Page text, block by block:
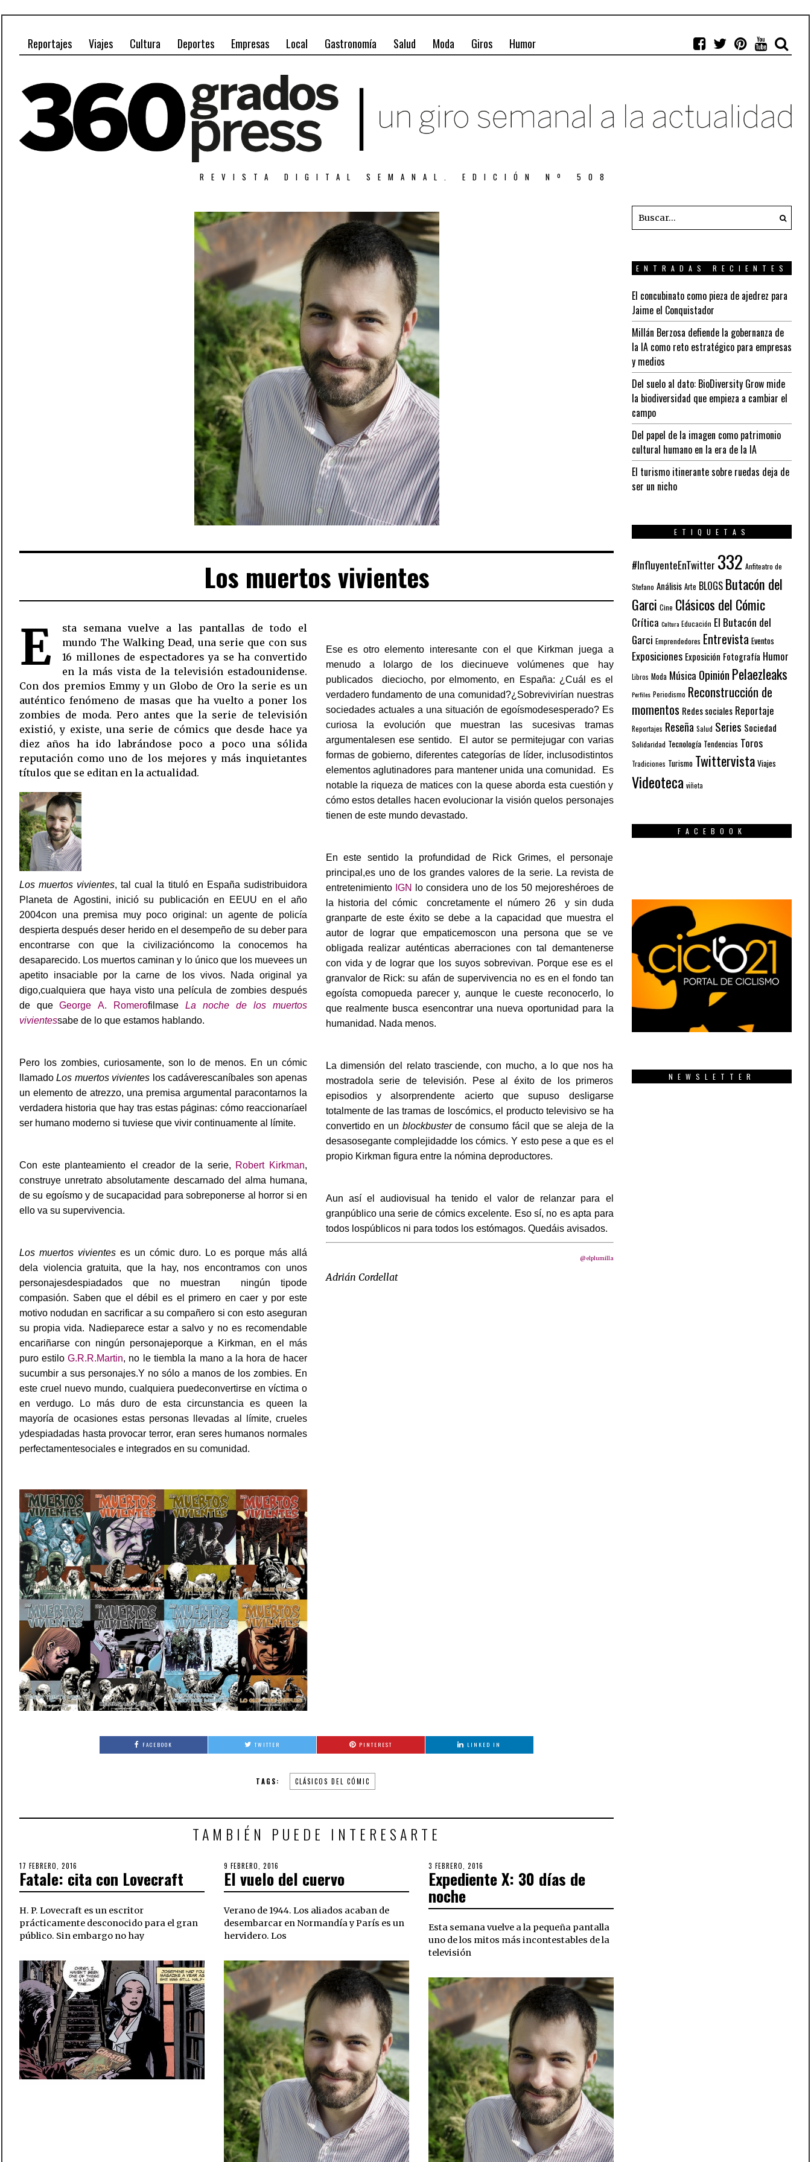
Reportajes Viajes Cultura Deportes Empresas Local Gastronomía Salud Moda Giros Humor
REVISTA DIGITAL SEMANAL. EDICIÓN Nº 508
Los muertos vivientes
E
sta semana vuelve a las pantallas de todo el
mundo The Walking Dead, una serie que con sus
16 millones de espectadores ya se ha convertido
en la más vista de la televisión estadounidense.
Con dos premios Emmy y un Globo de Oro la serie es un
auténtico fenómeno de masas que ha vuelto a poner los
zombies de moda. Pero antes que la serie de televisión
existió, y existe, una serie de cómics que desde hace ya
diez años ha ido labrándose poco a poco una sólida
reputación como uno de los mejores y más inquietantes
títulos que se editan en la actualidad.
Los muertos vivientes, tal cual la tituló en España sudistribuidora
Planeta de Agostini, inició su publicación en EEUU en el año
2004con una premisa muy poco original: un agente de policía
despierta después deser herido en el desempeño de su deber para
encontrarse con que la civilizacióncomo la conocemos ha
desaparecido. Los muertos caminan y lo único que los muevees un
apetito insaciable por la carne de los vivos. Nada original ya
digo,cualquiera que haya visto una película de zombies después
de que George A. Romerofilmase La noche de los muertos
vivientessabe de lo que estamos hablando.
Pero los zombies, curiosamente, son lo de menos. En un cómic
llamado Los muertos vivientes los cadáverescaníbales son apenas
un elemento de atrezzo, una premisa argumental paracontarnos la
verdadera historia que hay tras estas páginas: cómo reaccionaríael
ser humano moderno si tuviese que vivir continuamente al límite.
Con este planteamiento el creador de la serie, Robert Kirkman,
construye unretrato absolutamente descarnado del alma humana,
de su egoísmo y de sucapacidad para sobreponerse al horror si en
ello va su supervivencia.
Los muertos vivientes es un cómic duro. Lo es porque más allá
dela violencia gratuita, que la hay, nos encontramos con unos
personajesdespiadados que no muestran
ningún tipode
compasión. Saben que el débil es el primero en caer y por este
motivo nodudan en sacrificar a su compañero si con esto aseguran
su propia vida. Nadieparece estar a salvo y no es recomendable
encariñarse con ningún personajeporque a Kirkman, en el más
puro estilo G.R.R.Martin, no le tiembla la mano a la hora de hacer
sucumbir a sus personajes.Y no sólo a manos de los zombies. En
este cruel nuevo mundo, cualquiera puedeconvertirse en víctima o
en verdugo. Lo más duro de esta circunstancia es queen la
mayoría de ocasiones estas personas llevadas al límite, crueles
ydespiadadas hasta provocar terror, eran seres humanos normales
perfectamentesociales e integrados en su comunidad.
Ese es otro elemento interesante con el que Kirkman juega a
menudo a lolargo de los diecinueve volúmenes que hay
publicados  dieciocho, por elmomento, en España: ¿Cuál es el
verdadero fundamento de una comunidad?¿Sobrevivirían nuestras
sociedades actuales a una situación de egoísmodesesperado? Es
curiosa la evolución que muestran las sucesivas tramas
argumentalesen ese sentido.
El autor se permitejugar con varias
formas de gobierno, diferentes categorías de líder, inclusodistintos
elementos aglutinadores para mantener unida una comunidad.
Es
notable la riqueza de matices con la quese aborda esta cuestión y
cómo estos detalles hacen evolucionar la visión quelos personajes
tienen de este mundo devastado.
En este sentido la profundidad de Rick Grimes, el personaje
principal,es uno de los grandes valores de la serie. La revista de
entretenimiento IGN
lo considera uno de los 50 mejoreshéroes de
la historia del cómic  concretamente el número 26  y sin duda
granparte de este éxito se debe a la capacidad que muestra el
autor de lograr que empaticemoscon una persona que se ve
obligada realizar auténticas aberraciones con tal demantenerse
con vida y de lograr que los suyos sobrevivan. Porque ese es el
granvalor de Rick: su afán de supervivencia no es en el fondo tan
egoísta comopueda parecer y, aunque le cueste reconocerlo, lo
que realmente busca esencontrar una nueva oportunidad para la
humanidad. Nada menos.
La dimensión del relato trasciende, con mucho, a lo que nos ha
mostradola serie de televisión. Pese al éxito de los primeros
episodios y alsorprendente acierto que supuso desligarse
totalmente de las tramas de loscómics, el producto televisivo se ha
convertido en un blockbusterde consumo fácil que se aleja de la
desasosegante complejidadde los cómics. Y esto pese a que es el
propio Kirkman figura entre la nómina deproductores.
Aun así el audiovisual ha tenido el valor de relanzar para el
granpúblico una serie de cómics excelente. Eso sí, no es apta para
todos lospúblicos ni para todos los estómagos. Quedáis avisados.
@elplumilla
Adrián Cordellat
FACEBOOK TWITTER PINTEREST LINKED IN
TAGS: CLÁSICOS DEL CÓMIC
TAMBIÉN PUEDE INTERESARTE
POSTED
ON
17 FEBRERO, 2016
OCTUBRE,
2018
Fatale: cita con Lovecraft
H. P. Lovecraft es un escritor
prácticamente desconocido para el gran
público. Sin embargo no hay
POSTED
ON
9 FEBRERO, 2016
OCTUBRE,
2018
El vuelo del cuervo
Verano de 1944. Los aliados acaban de
desembarcar en Normandía y París es un
hervidero. Los
POSTED
ON
3 FEBRERO, 2016
OCTUBRE,
2018
Expediente X: 30 días de
noche
Esta semana vuelve a la pequeña pantalla
uno de los mitos más incontestables de la
televisión
ENTRADAS RECIENTES
El concubinato como pieza de ajedrez para
Jaime el Conquistador
Millán Berzosa defiende la gobernanza de
la IA como reto estratégico para empresas
y medios
Del suelo al dato: BioDiversity Grow mide
la biodiversidad que empieza a cambiar el
campo
Del papel de la imagen como patrimonio
cultural humano en la era de la IA
El turismo itinerante sobre ruedas deja de
ser un nicho
ETIQUETAS
#InfluyenteEnTwitter 332 Anfiteatro de
Stefano Análisis Arte BLOGS Butacón del
Garci Cine Clásicos del Cómic
Crítica Cultura Educación El Butacón del
Garci Emprendedores Entrevista Eventos
Exposiciones Exposición Fotografía Humor
Libros Moda Música Opinión Pelaezleaks
Perfiles Periodismo Reconstrucción de
momentos Redes sociales Reportaje
Reportajes Reseña Salud Series Sociedad
Solidaridad Tecnología Tendencias Toros
Tradiciones Turismo Twittervista Viajes
Videoteca viñeta
FACEBOOK
NEWSLETTER